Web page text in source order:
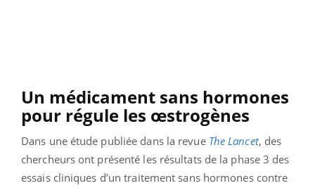
Un médicament sans hormones
pour régule les œstrogènes
Dans une étude publiée dans la revue The Lancet, des
chercheurs ont présenté les résultats de la phase 3 des
essais cliniques d’un traitement sans hormones contre